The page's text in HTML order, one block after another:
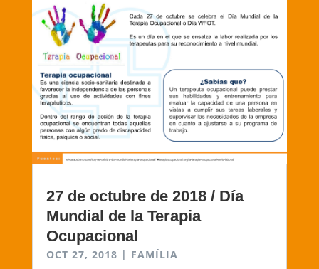
27 de octubre de 2018 / Día
Mundial de la Terapia
Ocupacional
OCT 27, 2018 | FAMÍLIA